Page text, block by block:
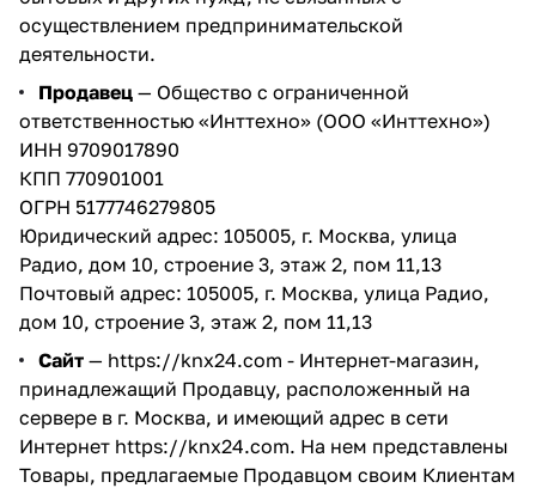
осуществлением предпринимательской
деятельности.
Продавец — Общество с ограниченной
ответственностью «Инттехно» (ООО «Инттехно»)
ИНН 9709017890
КПП 770901001
ОГРН 5177746279805
Юридический адрес: 105005, г. Москва, улица
Радио, дом 10, строение 3, этаж 2, пом 11,13
Почтовый адрес: 105005, г. Москва, улица Радио,
дом 10, строение 3, этаж 2, пом 11,13
Сайт — https://knx24.com - Интернет-магазин,
принадлежащий Продавцу, расположенный на
сервере в г. Москва, и имеющий адрес в сети
Интернет https://knx24.com. На нем представлены
Товары, предлагаемые Продавцом своим Клиентам